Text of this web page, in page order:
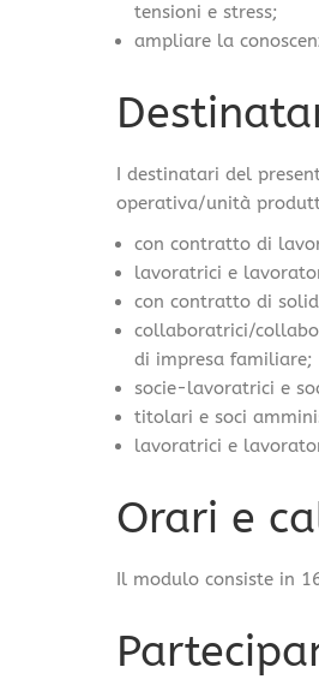
tensioni e stress;
ampliare la
I destinatari del
operativa/unità
con contratto di
lavoratrici e
con contratto di
collaboratrici/
di impresa familiare;
socie-lavoratrici e
titolari e soci
lavoratrici e
Orari e
Il modulo consiste in